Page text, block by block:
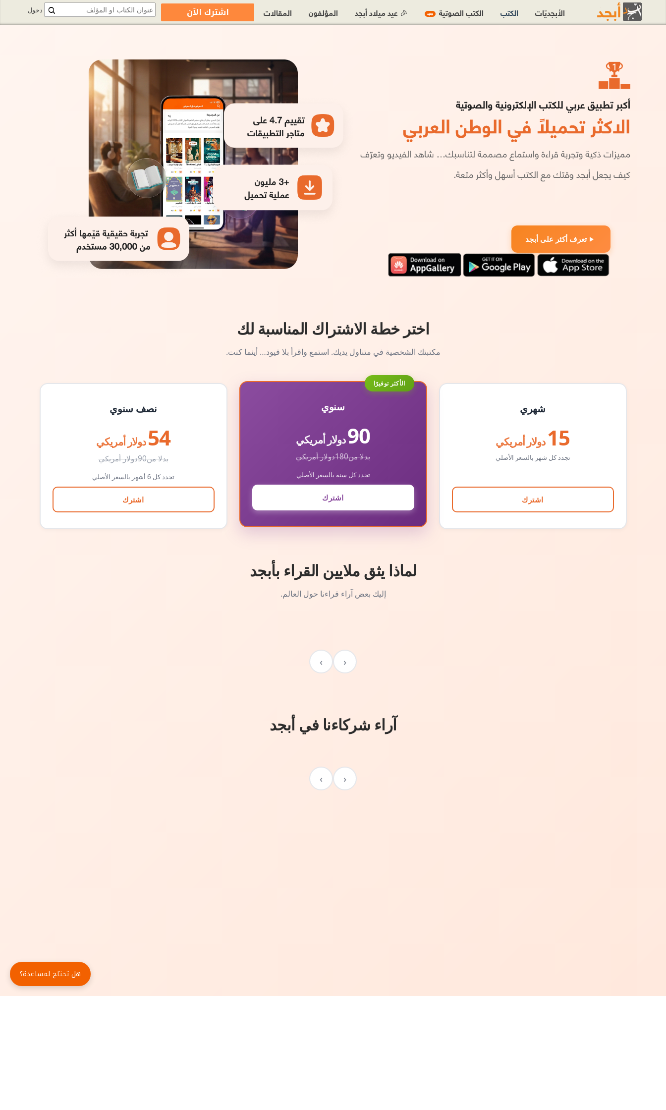
تعرف أكثر على أبجد
اختر خطة الاشتراك المناسبة لك
مكتبتك الشخصية في متناول يديك. استمع واقرأ بلا قيود… أينما كنت.
شهري
15 دولار أمريكي
تجدد كل شهر بالسعر الأصلي
اشترك
الأكثر توفيرًا
سنوي
90دولار أمريكي
بدلا من180دولار أمريكي
تجدد كل سنة بالسعر الأصلي
اشترك
نصف سنوي
54 دولار أمريكي
بدلا من90دولار أمريكي
تجدد كل 6 أشهر بالسعر الأصلي
اشترك
لماذا يثق ملايين القراء بأبجد
إليك بعض آراء قراءنا حول العالم.
‹
›
آراء شركاءنا في أبجد
‹
›
دخول الأبجديّات الكتب الكتب الصوتية جديد 🎉 عيد ميلاد أبجد المؤلفون المقالات اشترك الآن
هل تحتاج لمساعدة؟